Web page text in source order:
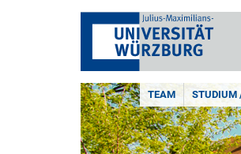
TEAM STUDIUM